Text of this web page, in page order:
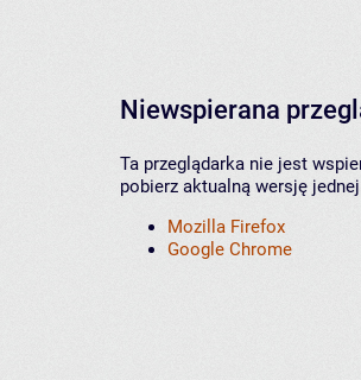
Niewspierana
Ta przeglądarka nie jest
pobierz aktualną wersję
Mozilla Firefox
Google Chrome